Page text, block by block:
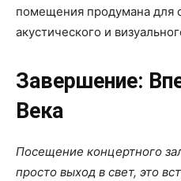
помещения продумана для
акустического и
Завершение:
Века
Посещение концертного
просто выход в свет, это